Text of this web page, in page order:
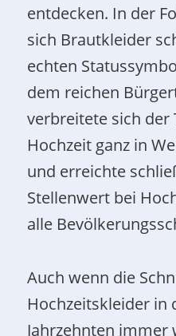
entdecken. In der
sich Brautkleider
echten
dem reichen
verbreitete sich der
Hochzeit ganz in
und erreichte
Stellenwert bei
alle
Auch wenn die
Hochzeitskleider in
Jahrzehnten immer